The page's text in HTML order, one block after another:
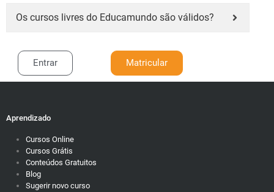
Os cursos livres do Educamundo são válidos?
Entrar Matricular
Aprendizado
Cursos Online
Cursos Grátis
Conteúdos Gratuitos
Blog
Sugerir novo curso